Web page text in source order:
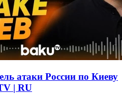
атаки России по Киеву
| RU